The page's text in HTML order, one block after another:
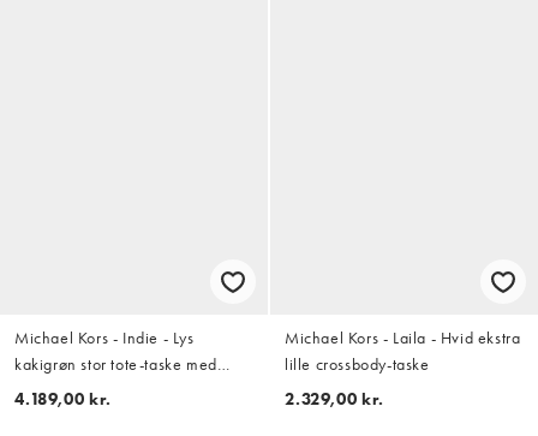
Michael Kors - Indie - Lys
kakigrøn stor tote-taske med
indsyning
4.189,00 kr.
Michael Kors - Laila - Hvid ekstra
lille crossbody-taske
2.329,00 kr.